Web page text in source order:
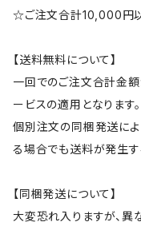
☆ご注文合計10,000円
【送料無料について】
一回でのご注文合計金
ービスの適用となります。
個別注文の同梱発送に
る場合でも送料が発生す
【同梱発送について】
大変恐れ入りますが、